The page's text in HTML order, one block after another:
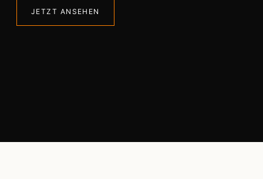
JETZT ANSEHEN